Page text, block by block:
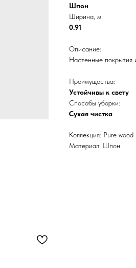
Шпон
Ширина, м
0.91
Описание:
Настенные покрытия
Преимущества:
Устойчивы к свету
Способы уборки:
Сухая чистка
Коллекция: Pure wood
Материал: Шпон